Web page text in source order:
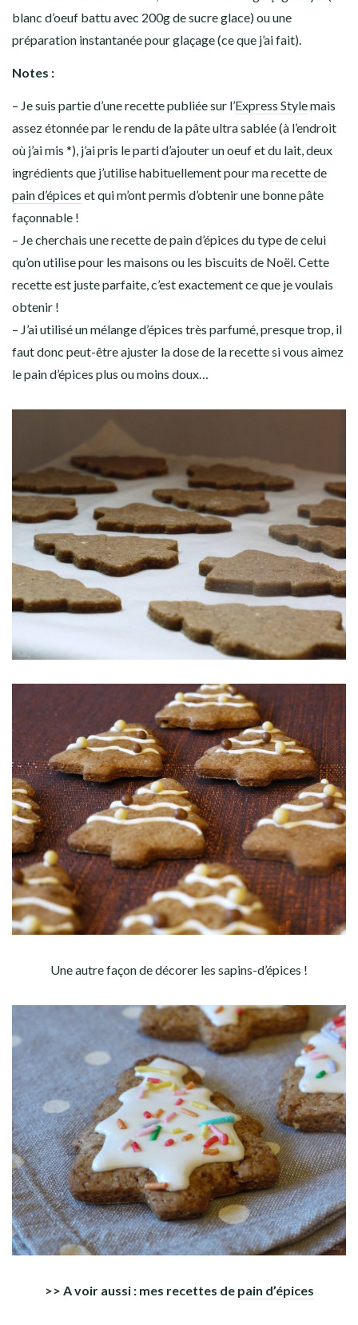
blanc d’oeuf battu avec 200g de sucre glace) ou une
préparation instantanée pour glaçage (ce que j’ai fait).
Notes :
– Je suis partie d’une recette publiée sur l’Express Stylemais
assez étonnée par le rendu de la pâte ultra sablée (à l’endroit
où j’ai mis *), j’ai pris le parti d’ajouter un oeuf et du lait, deux
ingrédients que j’utilise habituellement pour marecette de
pain d’épices et qui m’ont permis d’obtenir une bonne pâte
façonnable !
– Je cherchais une recette de pain d’épices du type de celui
qu’on utilise pour les maisons ou les biscuits de Noël. Cette
recette est juste parfaite, c’est exactement ce que je voulais
obtenir !
– J’ai utilisé un mélange d’épices très parfumé, presque trop, il
faut donc peut-être ajuster la dose de la recette si vous aimez
le pain d’épices plus ou moins doux…
Une autre façon de décorer les sapins-d’épices !
>> A voir aussi : mes recettes de pain d’épices